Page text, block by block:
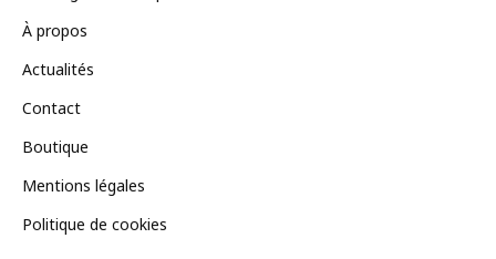
À propos
Actualités
Contact
Boutique
Mentions légales
Politique de cookies